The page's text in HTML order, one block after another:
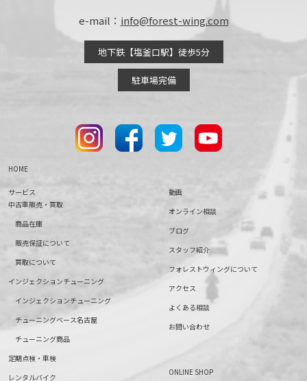
e-mail： info@forest-wing.com
地下鉄【塩釜口駅】徒歩5分
駐車場完備
HOME
サービス
中古車販売・買取
商品在庫
販売保証について
買取について
インジェクションチューニング
インジェクションチューニング
チューニングベース名古屋
チューニング商品
定期点検・車検
レンタルバイク
動画
オンライン相談
ブログ
スタッフ紹介
フォレストウィングについて
アクセス
よくある相談
お問い合わせ
ONLINE SHOP